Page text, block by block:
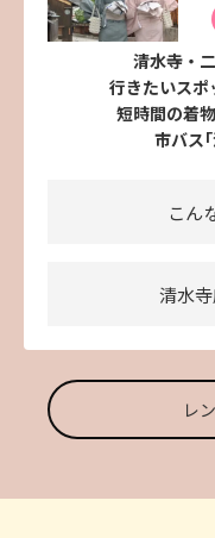
清水寺・
行きたいスポ
短時間の着
市バス
こん
清水
レ